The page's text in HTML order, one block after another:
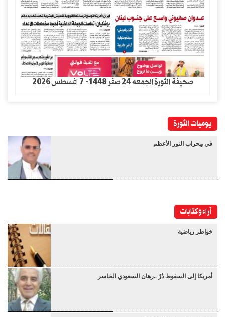
صحيفة الثورة الجمعه 24 صفر 1448- 7 اغسطس 2026
يوميات الثورة
في مِحراب النور الأعظم
آراء وكتابات
خواطر رياضية
أمريكا إلى السقوط دُرْ ..رهان السعودي الخاسر